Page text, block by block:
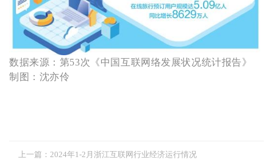
数据来源：第53次《中国互联网络发展状况统计报告》
制图：沈亦伶
上一篇： 2024年1-2月浙江互联网行业经济运行情况